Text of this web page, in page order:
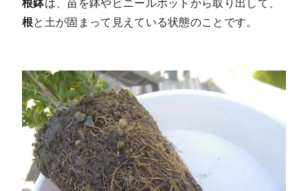
根鉢は、苗を鉢やビニールポットから取り出して、
根と土が固まって見えている状態のことです。